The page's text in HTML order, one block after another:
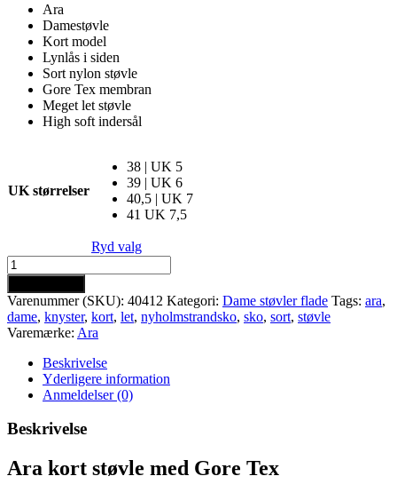
Ara
Damestøvle
Kort model
Lynlås i siden
Sort nylon støvle
Gore Tex membran
Meget let støvle
High soft indersål
UK størrelser
38 | UK 5
39 | UK 6
40,5 | UK 7
41 UK 7,5
Ryd valg
Ara
kort
støvle
med
Gore
Tex
antal
Varenummer (SKU): 40412 Kategori: Dame støvler flade Tags: ara,
dame, knyster, kort, let, nyholmstrandsko, sko, sort, støvle
Varemærke: Ara
Beskrivelse
Yderligere information
Anmeldelser (0)
Beskrivelse
Ara kort støvle med Gore Tex